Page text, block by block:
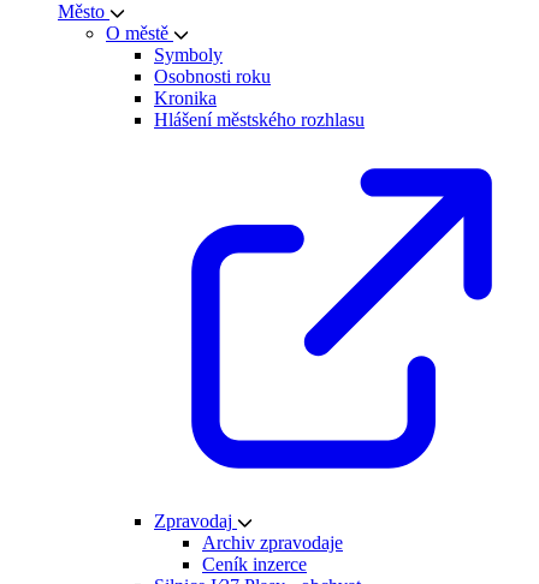
Město
O městě
Symboly
Osobnosti roku
Kronika
Hlášení městského rozhlasu
Zpravodaj
Archiv zpravodaje
Ceník inzerce